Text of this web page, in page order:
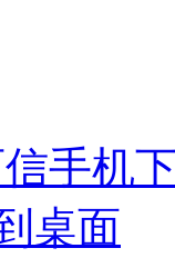
手机
桌面